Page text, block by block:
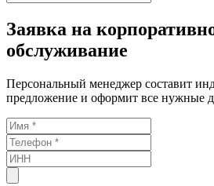
Заявка на
обслуживание
Персональный менеджер составит
предложение и оформит все нужные